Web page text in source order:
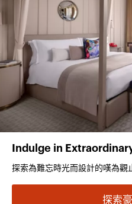
Indulge in
探索為難忘時光而設計的嘆為觀
探索